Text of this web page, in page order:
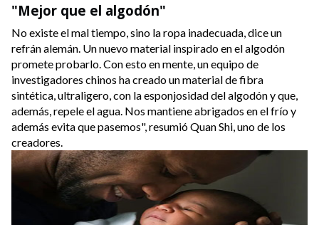
"Mejor que el algodón"
No existe el mal tiempo, sino la ropa inadecuada, dice un
refrán alemán. Un nuevo material inspirado en el algodón
promete probarlo. Con esto en mente, un equipo de
investigadores chinos ha creado un material de fibra
sintética, ultraligero, con la esponjosidad del algodón y que,
además, repele el agua. Nos mantiene abrigados en el frío y
además evita que pasemos", resumió Quan Shi, uno de los
creadores.